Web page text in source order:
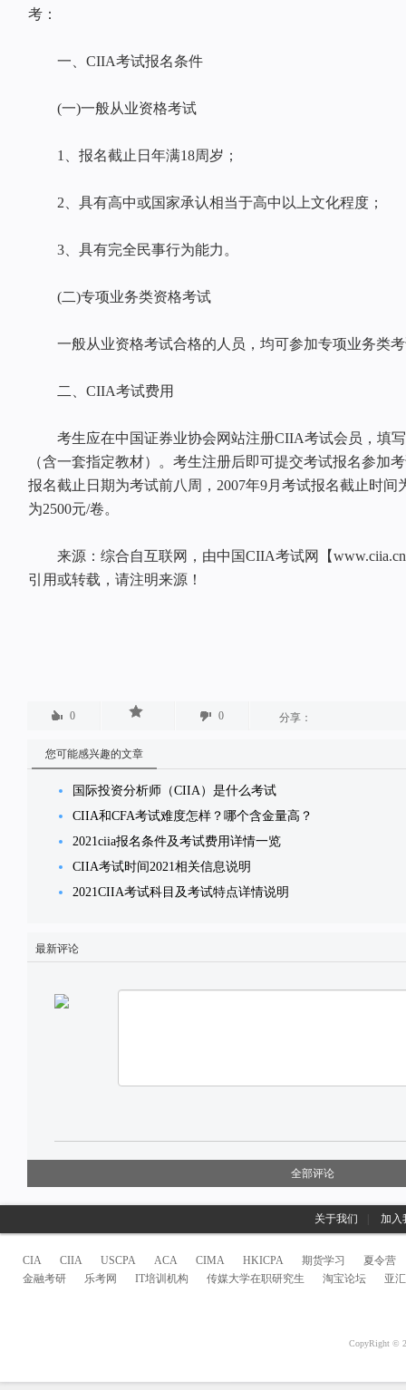
考：
一、CIIA考试报名条件
(一)一般从业资格考试
1、报名截止日年满18周岁；
2、具有高中或国家承认相当于高中以上文化程度；
3、具有完全民事行为能力。
(二)专项业务类资格考试
一般从业资格考试合格的人员，均可参加专项业务类
二、CIIA考试费用
考生应在中国证券业协会网站注册CIIA考试会员，填写
（含一套指定教材）。考生注册后即可提交考试报名参加
报名截止日期为考试前八周，2007年9月考试报名截止时间
为2500元/卷。
来源：综合自互联网，由中国CIIA考试网【
引用或转载，请注明来源！
0 0 分享：
您可能感兴趣的文章
国际投资分析师（CIIA）是什么考试
CIIA和CFA考试难度怎样？哪个含金量高？
2021ciia报名条件及考试费用详情一览
CIIA考试时间2021相关信息说明
2021CIIA考试科目及考试特点详情说明
最新评论
全部评论
关于我们 加入
CIA CIIA USCPA ACA CIMA HKICPA 期货学习
夏令营
金融考研
乐考网 IT培训机构 传媒大学在职研究生 淘宝论坛 亚
CopyRight ©